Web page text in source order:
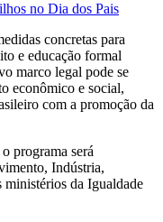
no Dia dos Pais
concretas para
e educação formal
marco legal pode se
econômico e social,
com a promoção da
programa será
Indústria,
ministérios da Igualdade